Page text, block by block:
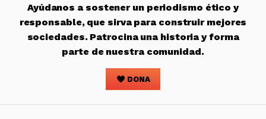
Ayúdanos a sostener un periodismo ético y
responsable, que sirva para construir mejores
sociedades. Patrocina una historia y forma
parte de nuestra comunidad.
DONA